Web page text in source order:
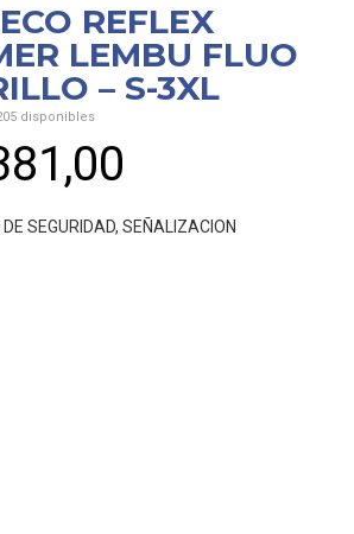
REFLEX
LEMBU FLUO
– S-3XL
disponibles
SEGURIDAD, SEÑALIZACION